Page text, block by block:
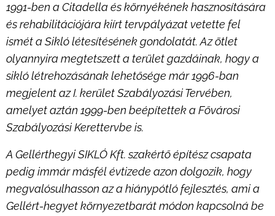
1991-ben a Citadella és környékének hasznosítására
és rehabilitációjára kiírt tervpályázat vetette fel
ismét a Sikló létesítésének gondolatát. Az ötlet
olyannyira megtetszett a terület gazdáinak, hogy a
sikló létrehozásának lehetősége már 1996-ban
megjelent az I. kerület Szabályozási Tervében,
amelyet aztán 1999-ben beépítettek a Fővárosi
Szabályozási Kerettervbe is.
A Gellérthegyi SIKLÓ Kft. szakértő építész csapata
pedig immár másfél évtizede azon dolgozik, hogy
megvalósulhasson az a hiánypótló fejlesztés, ami a
Gellért-hegyet környezetbarát módon kapcsolná be